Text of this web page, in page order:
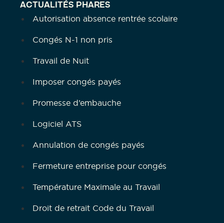
ACTUALITÉS PHARES
Autorisation absence rentrée scolaire
Congés N-1 non pris
Travail de Nuit
Imposer congés payés
Promesse d’embauche
Logiciel ATS
Annulation de congés payés
Fermeture entreprise pour congés
Température Maximale au Travail
Droit de retrait Code du Travail